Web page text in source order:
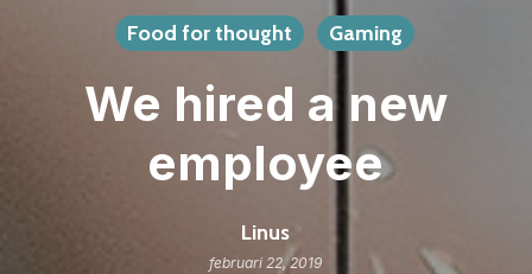
Food for thought Gaming
We hired a new
employee
Linus
februari 22, 2019